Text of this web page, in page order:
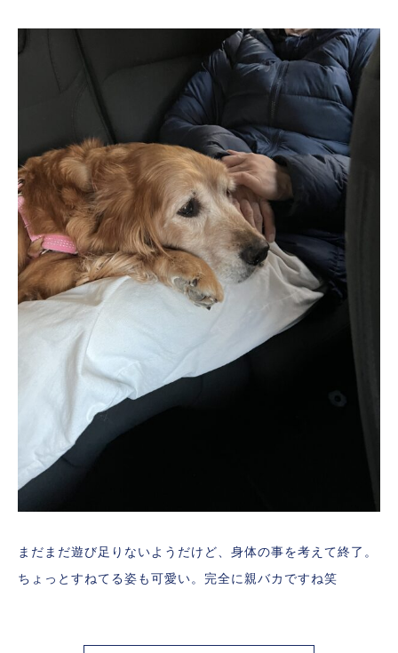
まだまだ遊び足りないようだけど、身体の事を考えて終了。
ちょっとすねてる姿も可愛い。完全に親バカですね笑